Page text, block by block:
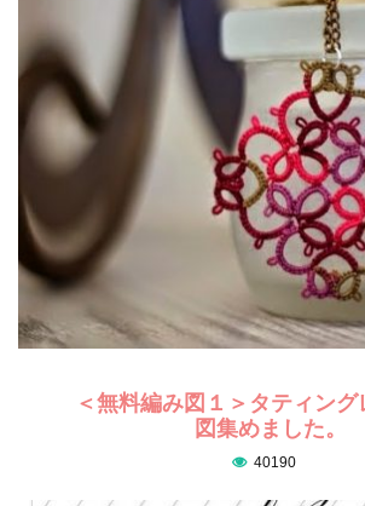
＜無料編み図１＞タティン
図集めました。
40190